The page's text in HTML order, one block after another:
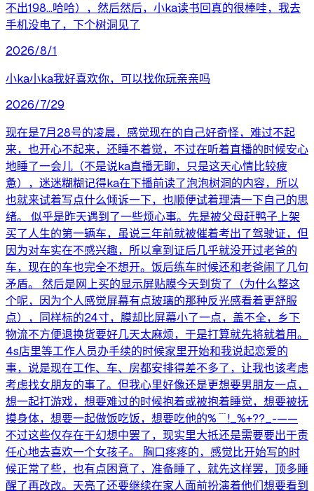
不出198…哈哈），然后然后，小ka读书回真的很棒哇，我去
手机没电了，下个树洞见了
2026/8/1
小ka小ka我好喜欢你，可以找你玩亲亲吗
2026/7/29
现在是7月28号的凌晨，感觉现在的自己好奇怪，难过不起
来，也开心不起来，还睡不着觉，不过在听着直播的时候安心
地睡了一会儿（不是说ka直播无聊，只是这天心情比较疲
惫），迷迷糊糊记得ka在下播前读了泡泡树洞的内容，所以
也就来试着写点什么倾诉一下，也顺便试着理清一下自己的思
绪。 似乎是昨天遇到了一些烦心事。先是被父母赶鸭子上架
买了人生的第一辆车，虽说三年前就被催着考出了驾驶证，但
因为对车实在不感兴趣，所以拿到证后几乎就没开过老爸的
车，现在的车也完全不想开。饭后练车时候还和老爸闹了几句
矛盾。 然后是网上买的显示屏贴膜今天到货了（为什么整这
个呢，因为个人感觉屏幕有点玻璃的那种反光感看着更舒服
点），同样标的24寸，膜却比屏幕小了一点，盖不全，乡下
物流不方便退换货要好几天太麻烦，于是打算就先将就着用。
4s店里等工作人员办手续的时候家里开始和我说起恋爱的
事，说是现在工作、车、房都安排得差不多了，让我也该考虑
考虑找女朋友的事了。但我心里好像还是更想要男朋友一点，
想一起打游戏，想要难过的时候抱着或被抱着睡觉，想要被抚
摸身体，想要一起做饭吃饭，想要吃他的%﹉!_%+??_-——
不过这些仅存在于幻想中罢了，现实里大抵还是需要要出于责
任心地去喜欢一个女孩子。 胸口疼疼的，感觉比开始写的时
候正常了些，也有点困意了，准备睡了，就先这样罢，顶多睡
醒了再改改。天亮了还要继续在家人面前扮演着他们想要看到